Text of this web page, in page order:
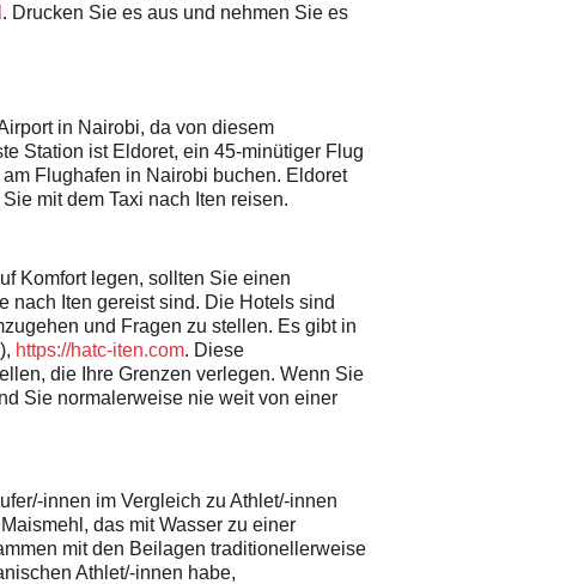
. Drucken Sie es aus und nehmen Sie es
in Nairobi, da von diesem
Station ist Eldoret, ein 45-minütiger Flug
Flughafen in Nairobi buchen. Eldoret
mit dem Taxi nach Iten reisen.
Komfort legen, sollten Sie einen
nach Iten gereist sind. Die Hotels sind
und Fragen zu stellen. Es gibt in
https://hatc-iten.com. Diese
die Ihre Grenzen verlegen. Wenn Sie
Sie normalerweise nie weit von einer
innen im Vergleich zu Athlet/-innen
das mit Wasser zu einer
mit den Beilagen traditionellerweise
Athlet/-innen habe,